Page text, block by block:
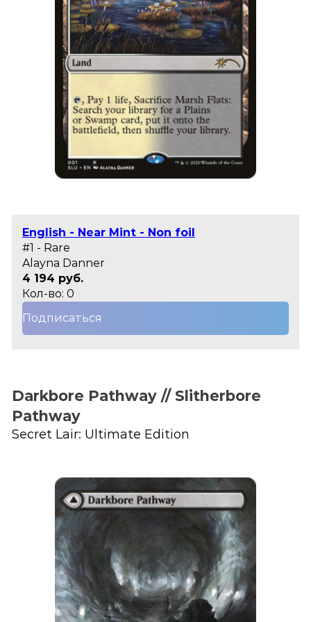
English - Near Mint - Non foil
#1 - Rare
Alayna Danner
4 194 руб.
Кол-во: 0
Подписаться
Darkbore Pathway // Slitherbore
Pathway
Secret Lair: Ultimate Edition